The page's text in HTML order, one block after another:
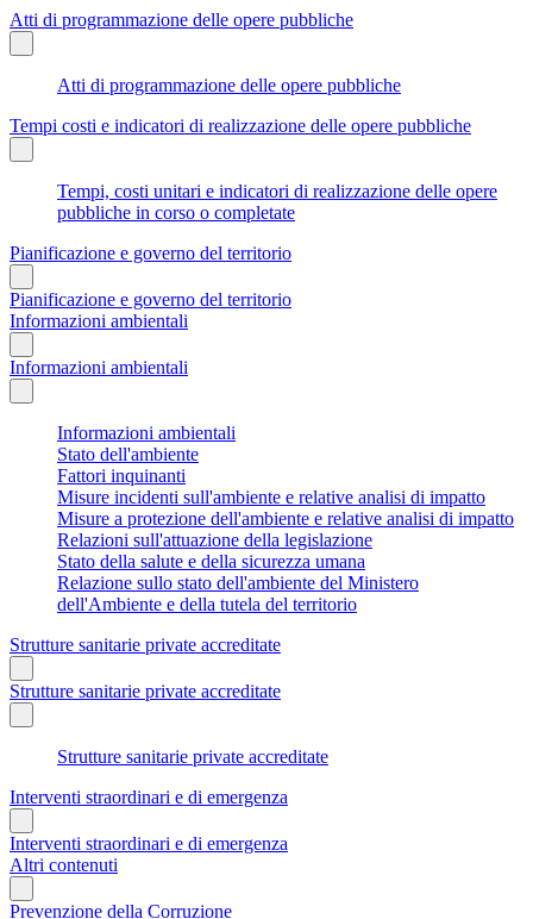
Atti di programmazione delle opere pubbliche
Atti di programmazione delle opere pubbliche
Tempi costi e indicatori di realizzazione delle opere pubbliche
Tempi, costi unitari e indicatori di realizzazione delle opere
pubbliche in corso o completate
Pianificazione e governo del territorio
Pianificazione e governo del territorio
Informazioni ambientali
Informazioni ambientali
Informazioni ambientali
Stato dell'ambiente
Fattori inquinanti
Misure incidenti sull'ambiente e relative analisi di impatto
Misure a protezione dell'ambiente e relative analisi di impatto
Relazioni sull'attuazione della legislazione
Stato della salute e della sicurezza umana
Relazione sullo stato dell'ambiente del Ministero
dell'Ambiente e della tutela del territorio
Strutture sanitarie private accreditate
Strutture sanitarie private accreditate
Strutture sanitarie private accreditate
Interventi straordinari e di emergenza
Interventi straordinari e di emergenza
Altri contenuti
Prevenzione della Corruzione